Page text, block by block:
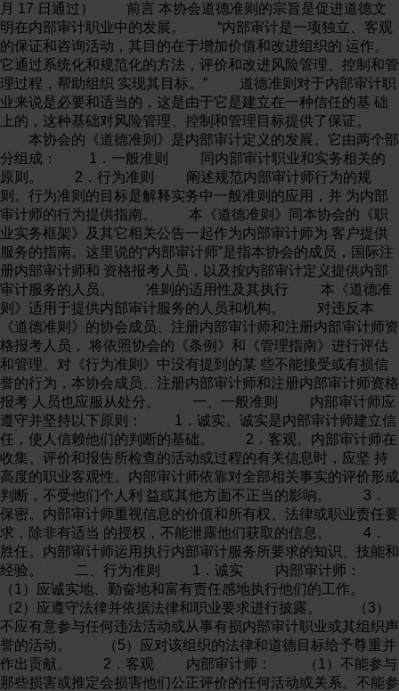
月 17 日通过） 前言 本协会道德准则的宗旨是促进道德文
明在内部审计职业中的发展。 “内部审计是一项独立、客观
的保证和咨询活动，其目的在于增加价值和改进组织的 运作。
它通过系统化和规范化的方法，评价和改进风险管理、控制和管
理过程，帮助组织 实现其目标。” 道德准则对于内部审计职
业来说是必要和适当的，这是由于它是建立在一种信任的基 础
上的，这种基础对风险管理、控制和管理目标提供了保证。
本协会的《道德准则》是内部审计定义的发展。它由两个部
分组成： 1．一般准则 同内部审计职业和实务相关的
原则。 2．行为准则 阐述规范内部审计师行为的规
则。行为准则的目标是解释实务中一般准则的应用，并 为内部
审计师的行为提供指南。 本《道德准则》同本协会的《职
业实务框架》及其它相关公告一起作为内部审计师为 客户提供
服务的指南。这里说的“内部审计师”是指本协会的成员，国际注
册内部审计师和 资格报考人员，以及按内部审计定义提供内部
审计服务的人员。 准则的适用性及其执行 本《道德准
则》适用于提供内部审计服务的人员和机构。 对违反本
《道德准则》的协会成员、注册内部审计师和注册内部审计师资
格报考人员， 将依照协会的《条例》和《管理指南》进行评估
和管理。对《行为准则》中没有提到的某 些不能接受或有损信
誉的行为，本协会成员、注册内部审计师和注册内部审计师资格
报考 人员也应服从处分。 一、一般准则 内部审计师应
遵守并坚持以下原则： 1．诚实。诚实是内部审计师建立信
任，使人信赖他们的判断的基础。 2．客观。内部审计师在
收集、评价和报告所检查的活动或过程的有关信息时，应坚 持
高度的职业客观性。内部审计师依靠对全部相关事实的评价形成
判断，不受他们个人利 益或其他方面不正当的影响。 3．
保密。内部审计师重视信息的价值和所有权、法律或职业责任要
求，除非有适当 的授权，不能泄露他们获取的信息。 4．
胜任。内部审计师运用执行内部审计服务所要求的知识、技能和
经验。 二、行为准则 1．诚实 内部审计师：
（1）应诚实地、勤奋地和富有责任感地执行他们的工作。
（2）应遵守法律并依据法律和职业要求进行披露。 （3）
不应有意参与任何违法活动或从事有损内部审计职业或其组织声
誉的活动。 （5）应对该组织的法律和道德目标给予尊重并
作出贡献。 2．客观 内部审计师： （1）不能参与
那些损害或推定会损害他们公正评价的任何活动或关系。不能参